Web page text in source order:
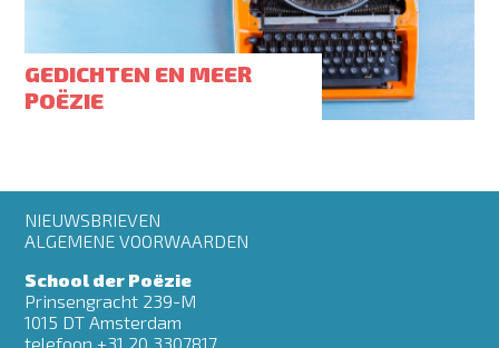
GEDICHTEN EN MEER
POËZIE
Footer
menu
NIEUWSBRIEVEN
ALGEMENE VOORWAARDEN
School der Poëzie
Prinsengracht 239-M
1015 DT Amsterdam
telefoon +31 20 3307817